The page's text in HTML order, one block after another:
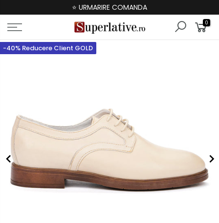
⭐ URMARIRE COMANDA
0
-40% Reducere Client GOLD